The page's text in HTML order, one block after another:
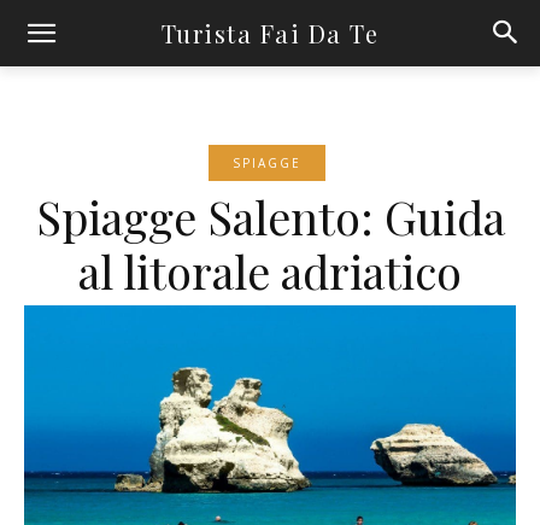
Turista Fai Da Te
SPIAGGE
Spiagge Salento: Guida
al litorale adriatico